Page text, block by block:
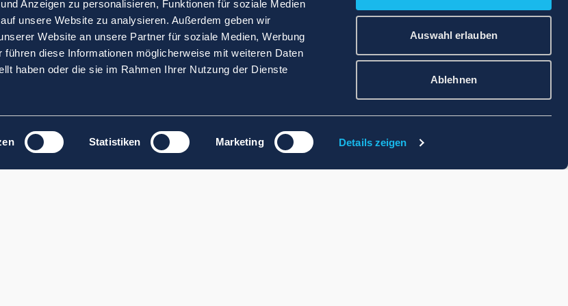
Anzeigen zu personalisieren, Funktionen für soziale Medien
unsere Website zu analysieren. Außerdem geben wir
Website an unsere Partner für soziale Medien, Werbung
führen diese Informationen möglicherweise mit weiteren Daten
haben oder die sie im Rahmen Ihrer Nutzung der Dienste
Statistiken Marketing Details zeigen
Auswahl erlauben
Ablehnen